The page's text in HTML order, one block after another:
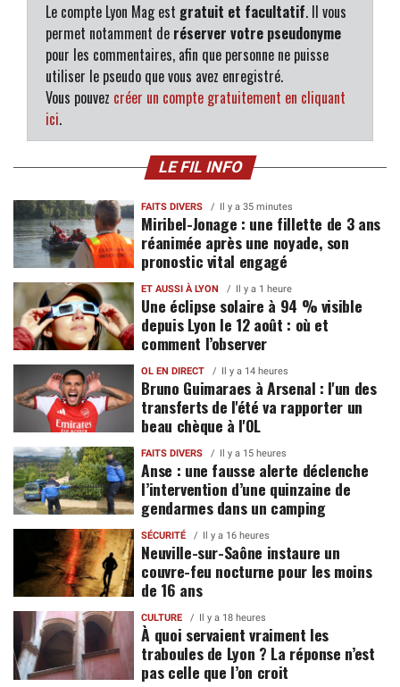
Le compte Lyon Mag est gratuit et facultatif. Il vous
permet notamment de réserver votre pseudonyme
pour les commentaires, afin que personne ne puisse
utiliser le pseudo que vous avez enregistré.
Vous pouvez créer un compte gratuitement en cliquant
ici.
LE FIL INFO
FAITS DIVERS Il y a 35 minutes
Miribel-Jonage : une fillette de 3 ans
réanimée après une noyade, son
pronostic vital engagé
ET AUSSI À LYON Il y a 1 heure
Une éclipse solaire à 94 % visible
depuis Lyon le 12 août : où et
comment l’observer
OL EN DIRECT Il y a 14 heures
Bruno Guimaraes à Arsenal : l'un des
transferts de l'été va rapporter un
beau chèque à l'OL
FAITS DIVERS Il y a 15 heures
Anse : une fausse alerte déclenche
l’intervention d’une quinzaine de
gendarmes dans un camping
SÉCURITÉ Il y a 16 heures
Neuville-sur-Saône instaure un
couvre-feu nocturne pour les moins
de 16 ans
CULTURE Il y a 18 heures
À quoi servaient vraiment les
traboules de Lyon ? La réponse n’est
pas celle que l’on croit